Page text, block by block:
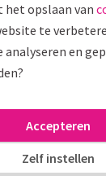
met een
getal en
het opslaan van
te
en
Zelf instellen
Accepteren